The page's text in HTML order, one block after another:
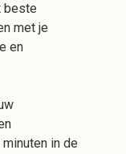
beste
met je
en
in de